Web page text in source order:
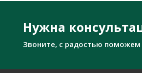
Нужна
Звоните, с радостью